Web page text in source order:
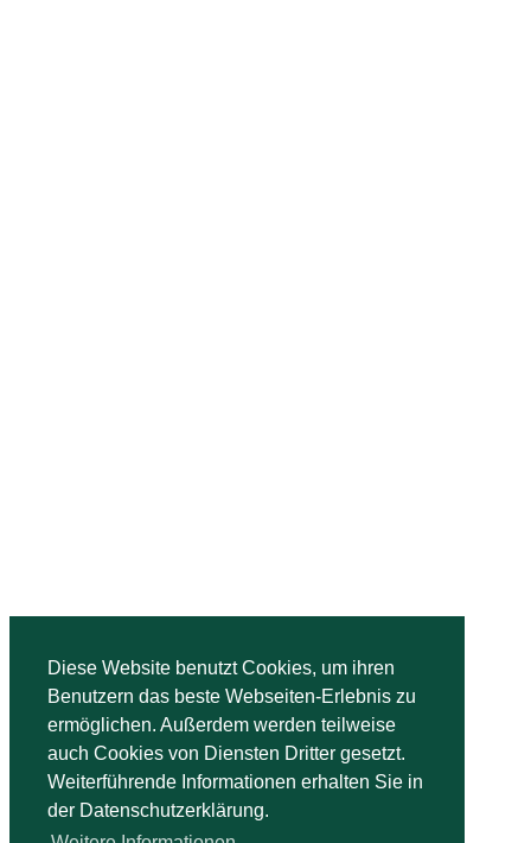
Diese Website benutzt Cookies, um ihren
Benutzern das beste Webseiten-Erlebnis zu
ermöglichen. Außerdem werden teilweise
auch Cookies von Diensten Dritter gesetzt.
Weiterführende Informationen erhalten Sie in
der Datenschutzerklärung.